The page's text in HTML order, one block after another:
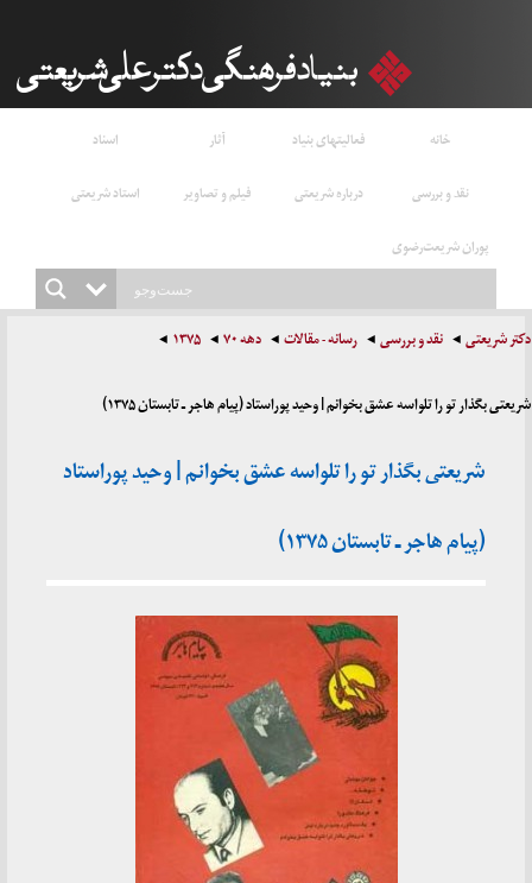
خانه فعالیتهای بنیاد آثار
اسناد
نقد و بررسی
درباره شریعتی فیلم و تصاویر
استاد شریعتی
پوران شریعت‌رضوی
دکتر شریعتی نقد و بررسی رسانه - مقالات دهه ۷۰ ۱۳۷۵
شریعتی بگذار تو را تلواسه عشق بخوانم | وحید پوراستاد (پیام هاجر ـ تابستان ۱۳۷۵)
شریعتی بگذار تو را تلواسه عشق بخوانم | وحید پوراستاد
(پیام هاجر ـ تابستان ۱۳۷۵)